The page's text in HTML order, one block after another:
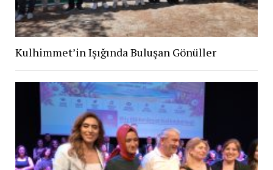
Kulhimmet’in Işığında Buluşan Gönüller